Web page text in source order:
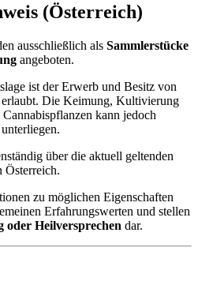
(Österreich)
ausschließlich als Sammlerstücke
angeboten.
ist der Erwerb und Besitz von
erlaubt. Die Keimung, Kultivierung
kann jedoch
über die aktuell geltenden
Österreich.
zu möglichen Eigenschaften
Erfahrungswerten und stellen
oder Heilversprechen dar.